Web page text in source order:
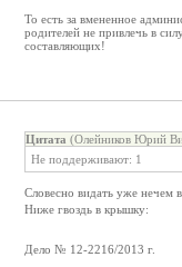
То есть за вмененное
родителей не привлечь в
составляющих!
Цитата (Олейников Юрий
Не поддерживают: 1
Словесно видать уже нечем
Ниже гвоздь в крышку:
Дело № 12-2216/2013 г.